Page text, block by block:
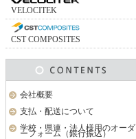
VELOCITEK
CST COMPOSITES
会社概要
支払・配送について
学校・県連・法人様用のオーダ
ーフォーム（銀行振込）